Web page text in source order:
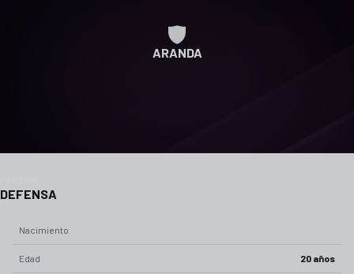
ARANDA
DEFENSA
Nacimiento
Edad 20 años